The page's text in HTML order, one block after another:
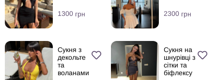
1300 грн 2300 грн
Сукня з
декольте
та
воланами
Сукня на
шнурівці з
сітки та
біфлексу